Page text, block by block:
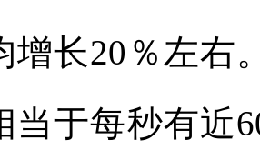
增长20％左右
当于每秒有近